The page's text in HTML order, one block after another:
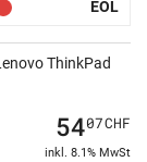
EOL
ThinkPad
5407CHF
inkl. 8.1% MwSt